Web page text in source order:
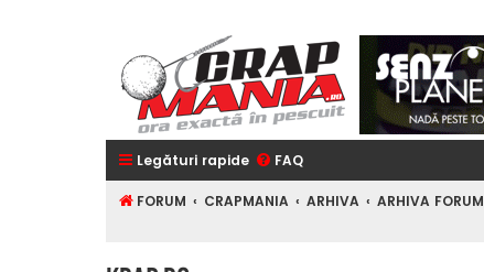
Legături rapide FAQ
FORUM CRAPMANIA ARHIVA ARHIVA FORUM